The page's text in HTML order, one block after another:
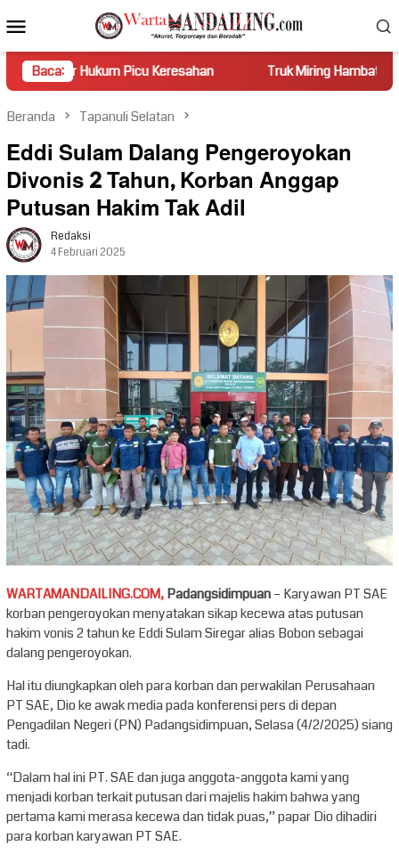
ke
kontenMobile
Baca:
Picu Keresahan Truk Miring Hambat Arus Lalu Lintas di
Beranda Tapanuli Selatan
Eddi Sulam Dalang Pengeroyokan
Divonis 2 Tahun, Korban Anggap
Putusan Hakim Tak Adil
Redaksi
4 Februari 2025
WARTAMANDAILING.COM,Padangsidimpuan– Karyawan PT SAE
korban pengeroyokan menyatakan sikap kecewa atas putusan
hakim vonis 2 tahun ke Eddi Sulam Siregar alias Bobon sebagai
dalang pengeroyokan.
Hal itu diungkapkan oleh para korban dan perwakilan Perusahaan
PT SAE, Dio ke awak media pada konferensi pers di depan
Pengadilan Negeri (PN) Padangsidimpuan, Selasa (4/2/2025) siang
tadi.
“Dalam hal ini PT. SAE dan juga anggota-anggota kami yang
menjadi korban terkait putusan dari majelis hakim bahwa yang
pertama kami merasa kecewa dan tidak puas,” papar Dio dihadiri
para korban karyawan PT SAE.